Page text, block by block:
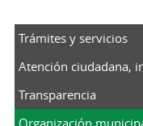
Trámites y servicios
Atención ciudadana,
Transparencia
Organización